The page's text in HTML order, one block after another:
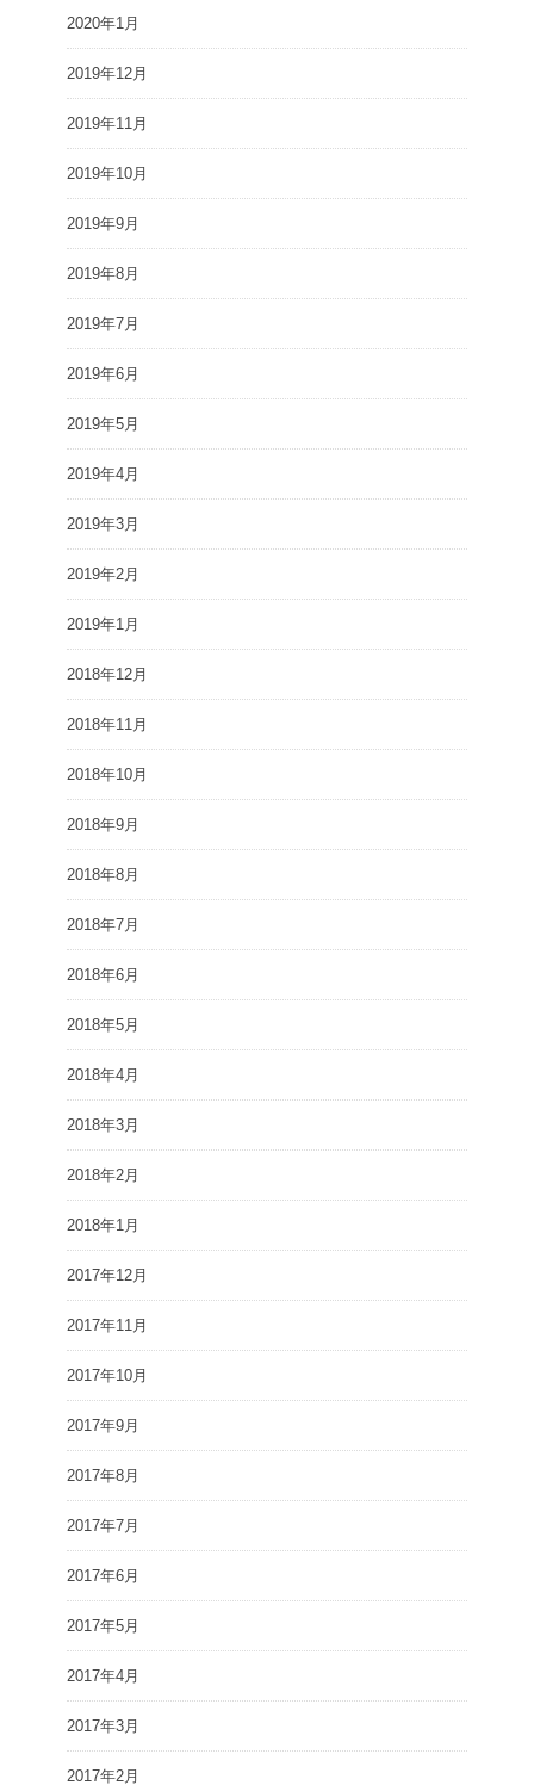
2020年1月
2019年12月
2019年11月
2019年10月
2019年9月
2019年8月
2019年7月
2019年6月
2019年5月
2019年4月
2019年3月
2019年2月
2019年1月
2018年12月
2018年11月
2018年10月
2018年9月
2018年8月
2018年7月
2018年6月
2018年5月
2018年4月
2018年3月
2018年2月
2018年1月
2017年12月
2017年11月
2017年10月
2017年9月
2017年8月
2017年7月
2017年6月
2017年5月
2017年4月
2017年3月
2017年2月